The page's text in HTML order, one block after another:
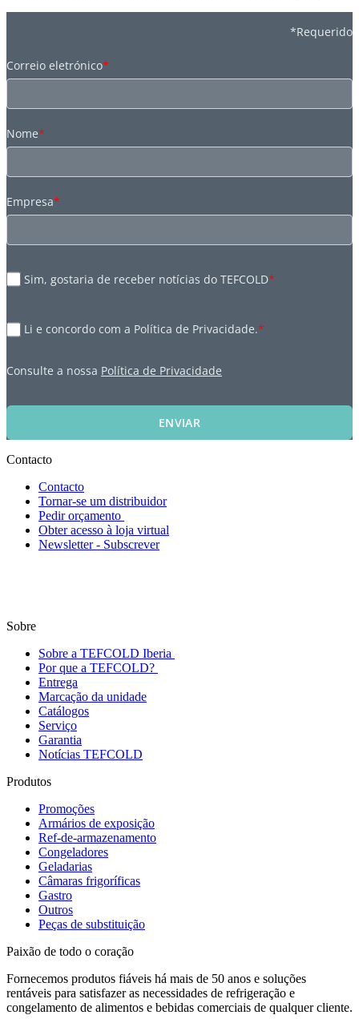
*Requerido
Correio eletrónico*
Nome*
Empresa*
Sim, gostaria de receber notícias do TEFCOLD*
Li e concordo com a Política de Privacidade.*
Consulte a nossa Política de Privacidade
ENVIAR
Contacto
Contacto
Tornar-se um distribuidor
Pedir orçamento
Obter acesso à loja virtual
Newsletter - Subscrever
Sobre
Sobre a TEFCOLD Iberia
Por que a TEFCOLD?
Entrega
Marcação da unidade
Catálogos
Serviço
Garantia
Notícias TEFCOLD
Produtos
Promoções
Armários de exposição
Ref-de-armazenamento
Congeladores
Geladarias
Câmaras frigoríficas
Gastro
Outros
Peças de substituição
Paixão de todo o coração
Fornecemos produtos fiáveis há mais de 50 anos e soluções
rentáveis para satisfazer as necessidades de refrigeração e
congelamento de alimentos e bebidas comerciais de qualquer cliente.